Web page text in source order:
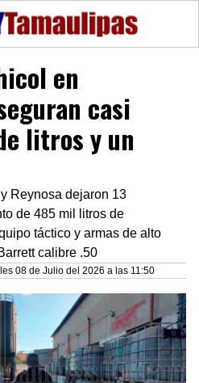
en
casi
litros y un
Reynosa dejaron 13
de 485 mil litros de
táctico y armas de alto
calibre .50
08 de Julio del 2026 a las 11:50